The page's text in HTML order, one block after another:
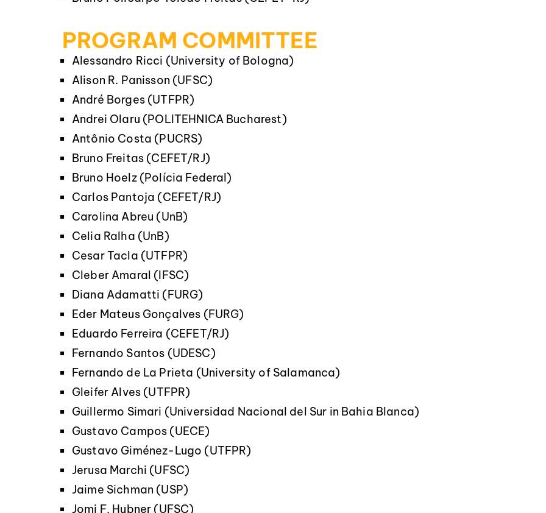
PROGRAM COMMITTEE
Alessandro Ricci (University of Bologna)
Alison R. Panisson (UFSC)
André Borges (UTFPR)
Andrei Olaru (POLITEHNICA Bucharest)
Antônio Costa (PUCRS)
Bruno Freitas (CEFET/RJ)
Bruno Hoelz (Polícia Federal)
Carlos Pantoja (CEFET/RJ)
Carolina Abreu (UnB)
Celia Ralha (UnB)
Cesar Tacla (UTFPR)
Cleber Amaral (IFSC)
Diana Adamatti (FURG)
Eder Mateus Gonçalves (FURG)
Eduardo Ferreira (CEFET/RJ)
Fernando Santos (UDESC)
Fernando de La Prieta (University of Salamanca)
Gleifer Alves (UTFPR)
Guillermo Simari (Universidad Nacional del Sur in Bahia Blanca)
Gustavo Campos (UECE)
Gustavo Giménez-Lugo (UTFPR)
Jerusa Marchi (UFSC)
Jaime Sichman (USP)
Jomi F. Hubner (UFSC)